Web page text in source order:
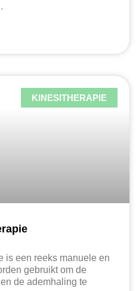
KINESITHERAPIE
is een reeks manuele en
gebruikt om de
de ademhaling te